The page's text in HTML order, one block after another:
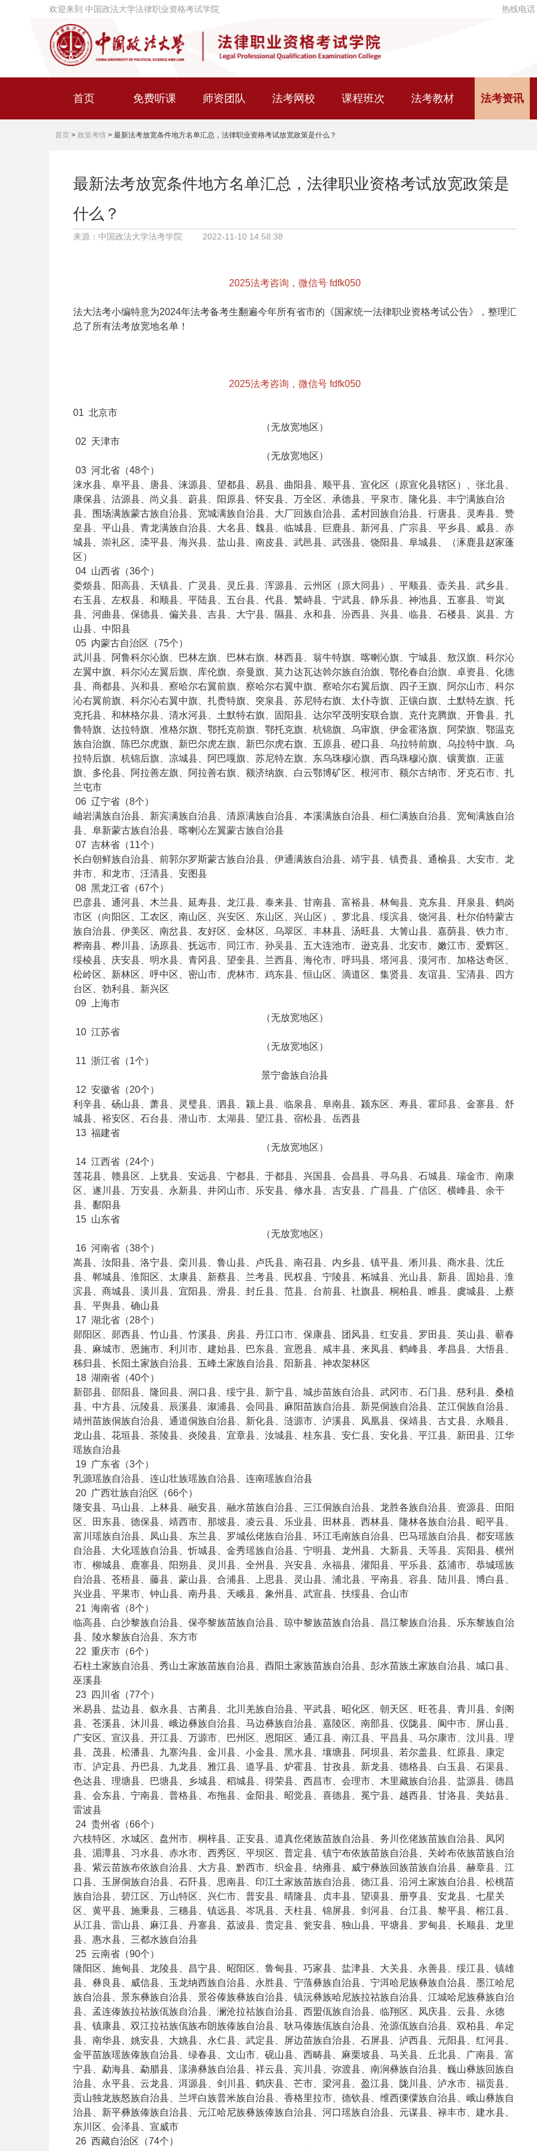
欢迎来到 中国政法大学法律职业资格考试学院 热线电话
首页 免费听课 师资团队 法考网校 课程班次 法考教材 法考资讯
首页 > 政策考情 > 最新法考放宽条件地方名单汇总，法律职业资格考试放宽政策是什么？
最新法考放宽条件地方名单汇总，法律职业资格考试放宽政策是
什么？
来源：中国政法大学法考学院 2022-11-10 14:58:38
2025法考咨询，微信号 fdfk050
法大法考小编特意为2024年法考备考生翻遍今年所有省市的《国家统一法律职业资格考试公告》，整理汇
总了所有法考放宽地名单 ！
2025法考咨询，微信号 fdfk050
01 北京市
（无放宽地区）
02 天津市
（无放宽地区）
03 河北省（48个）
涞水县、阜平县、唐县、涞源县、望都县、易县、曲阳县、顺平县、宣化区（原宣化县辖区）、张北县、
康保县、沽源县、尚义县、蔚县、阳原县、怀安县、万全区、承德县、平泉市、隆化县、丰宁满族自治
县、围场满族蒙古族自治县、宽城满族自治县、大厂回族自治县、孟村回族自治县、行唐县、灵寿县、赞
皇县、平山县、青龙满族自治县、大名县、魏县、临城县、巨鹿县、新河县、广宗县、平乡县、威县、赤
城县、崇礼区、滦平县、海兴县、盐山县、南皮县、武邑县、武强县、饶阳县、阜城县、（涿鹿县赵家蓬
区）
04 山西省（36个）
娄烦县、阳高县、天镇县、广灵县、灵丘县、浑源县、云州区（原大同县）、平顺县、壶关县、武乡县、
右玉县、左权县、和顺县、平陆县、五台县、代县、繁峙县、宁武县、静乐县、神池县、五寨县、岢岚
县、河曲县、保德县、偏关县、吉县、大宁县、隰县、永和县、汾西县、兴县、临县、石楼县、岚县、方
山县、中阳县
05 内蒙古自治区（75个）
武川县、阿鲁科尔沁旗、巴林左旗、巴林右旗、林西县、翁牛特旗、喀喇沁旗、宁城县、敖汉旗、科尔沁
左翼中旗、科尔沁左翼后旗、库伦旗、奈曼旗、莫力达瓦达斡尔族自治旗、鄂伦春自治旗、卓资县、化德
县、商都县、兴和县、察哈尔右翼前旗、察哈尔右翼中旗、察哈尔右翼后旗、四子王旗、阿尔山市、科尔
沁右翼前旗、科尔沁右翼中旗、扎赉特旗、突泉县、苏尼特右旗、太仆寺旗、正镶白旗、土默特左旗、托
克托县、和林格尔县、清水河县、土默特右旗、固阳县、达尔罕茂明安联合旗、克什克腾旗、开鲁县、扎
鲁特旗、达拉特旗、准格尔旗、鄂托克前旗、鄂托克旗、杭锦旗、乌审旗、伊金霍洛旗、阿荣旗、鄂温克
族自治旗、陈巴尔虎旗、新巴尔虎左旗、新巴尔虎右旗、五原县、磴口县、乌拉特前旗、乌拉特中旗、乌
拉特后旗、杭锦后旗、凉城县、阿巴嘎旗、苏尼特左旗、东乌珠穆沁旗、西乌珠穆沁旗、镶黄旗、正蓝
旗、多伦县、阿拉善左旗、阿拉善右旗、额济纳旗、白云鄂博矿区、根河市、额尔古纳市、牙克石市、扎
兰屯市
06 辽宁省（8个）
岫岩满族自治县、新宾满族自治县、清原满族自治县、本溪满族自治县、桓仁满族自治县、宽甸满族自治
县、阜新蒙古族自治县、喀喇沁左翼蒙古族自治县
07 吉林省（11个）
长白朝鲜族自治县、前郭尔罗斯蒙古族自治县、伊通满族自治县、靖宇县、镇赉县、通榆县、大安市、龙
井市、和龙市、汪清县、安图县
08 黑龙江省（67个）
巴彦县、通河县、木兰县、延寿县、龙江县、泰来县、甘南县、富裕县、林甸县、克东县、拜泉县、鹤岗
市区（向阳区、工农区、南山区、兴安区、东山区、兴山区）、萝北县、绥滨县、饶河县、杜尔伯特蒙古
族自治县、伊美区、南岔县、友好区、金林区、乌翠区、丰林县、汤旺县、大箐山县、嘉荫县、铁力市、
桦南县、桦川县、汤原县、抚远市、同江市、孙吴县、五大连池市、逊克县、北安市、嫩江市、爱辉区、
绥棱县、庆安县、明水县、青冈县、望奎县、兰西县、海伦市、呼玛县、塔河县、漠河市、加格达奇区、
松岭区、新林区、呼中区、密山市、虎林市、鸡东县、恒山区、滴道区、集贤县、友谊县、宝清县、四方
台区、勃利县、新兴区
09
上海市
（无放宽地区）
10 江苏省
（无放宽地区）
11 浙江省（1个）
景宁畲族自治县
12 安徽省（20个）
利辛县、砀山县、萧县、灵璧县、泗县、颍上县、临泉县、阜南县、颍东区、寿县、霍邱县、金寨县、舒
城县、裕安区、石台县、潜山市、太湖县、望江县、宿松县、岳西县
13 福建省
（无放宽地区）
14 江西省（24个）
莲花县、赣县区、上犹县、安远县、宁都县、于都县、兴国县、会昌县、寻乌县、石城县、瑞金市、南康
区、遂川县、万安县、永新县、井冈山市、乐安县、修水县、吉安县、广昌县、广信区、横峰县、余干
县、鄱阳县
15 山东省
（无放宽地区）
16 河南省（38个）
嵩县、汝阳县、洛宁县、栾川县、鲁山县、卢氏县、南召县、内乡县、镇平县、淅川县、商水县、沈丘
县、郸城县、淮阳区、太康县、新蔡县、兰考县、民权县、宁陵县、柘城县、光山县、新县、固始县、淮
滨县、商城县、潢川县、宜阳县、滑县、封丘县、范县、台前县、社旗县、桐柏县、睢县、虞城县、上蔡
县、平舆县、确山县
17 湖北省（28个）
郧阳区、郧西县、竹山县、竹溪县、房县、丹江口市、保康县、团风县、红安县、罗田县、英山县、蕲春
县、麻城市、恩施市、利川市、建始县、巴东县、宣恩县、咸丰县、来凤县、鹤峰县、孝昌县、大悟县、
秭归县、长阳土家族自治县、五峰土家族自治县、阳新县、神农架林区
18 湖南省（40个）
新邵县、邵阳县、隆回县、洞口县、绥宁县、新宁县、城步苗族自治县、武冈市、石门县、慈利县、桑植
县、中方县、沅陵县、辰溪县、溆浦县、会同县、麻阳苗族自治县、新晃侗族自治县、芷江侗族自治县、
靖州苗族侗族自治县、通道侗族自治县、新化县、涟源市、泸溪县、凤凰县、保靖县、古丈县、永顺县、
龙山县、花垣县、茶陵县、炎陵县、宜章县、汝城县、桂东县、安仁县、安化县、平江县、新田县、江华
瑶族自治县
19 广东省（3个）
乳源瑶族自治县、连山壮族瑶族自治县、连南瑶族自治县
20 广西壮族自治区（66个）
隆安县、马山县、上林县、融安县、融水苗族自治县、三江侗族自治县、龙胜各族自治县、资源县、田阳
区、田东县、德保县、靖西市、那坡县、凌云县、乐业县、田林县、西林县、隆林各族自治县、昭平县、
富川瑶族自治县、凤山县、东兰县、罗城仫佬族自治县、环江毛南族自治县、巴马瑶族自治县、都安瑶族
自治县、大化瑶族自治县、忻城县、金秀瑶族自治县、宁明县、龙州县、大新县、天等县、宾阳县、横州
市、柳城县、鹿寨县、阳朔县、灵川县、全州县、兴安县、永福县、灌阳县、平乐县、荔浦市、恭城瑶族
自治县、苍梧县、藤县、蒙山县、合浦县、上思县、灵山县、浦北县、平南县、容县、陆川县、博白县、
兴业县、平果市、钟山县、南丹县、天峨县、象州县、武宣县、扶绥县、合山市
21 海南省（8个）
临高县、白沙黎族自治县、保亭黎族苗族自治县、琼中黎族苗族自治县、昌江黎族自治县、乐东黎族自治
县、陵水黎族自治县、东方市
22 重庆市（6个）
石柱土家族自治县、秀山土家族苗族自治县、酉阳土家族苗族自治县、彭水苗族土家族自治县、城口县、
巫溪县
23
四川省（77个）
米易县、盐边县、叙永县、古蔺县、北川羌族自治县、平武县、昭化区、朝天区、旺苍县、青川县、剑阁
县、苍溪县、沐川县、峨边彝族自治县、马边彝族自治县、嘉陵区、南部县、仪陇县、阆中市、屏山县、
广安区、宣汉县、开江县、万源市、巴州区、恩阳区、通江县、南江县、平昌县、马尔康市、汶川县、理
县、茂县、松潘县、九寨沟县、金川县、小金县、黑水县、壤塘县、阿坝县、若尔盖县、红原县、康定
市、泸定县、丹巴县、九龙县、雅江县、道孚县、炉霍县、甘孜县、新龙县、德格县、白玉县、石渠县、
色达县、理塘县、巴塘县、乡城县、稻城县、得荣县、西昌市、会理市、木里藏族自治县、盐源县、德昌
县、会东县、宁南县、普格县、布拖县、金阳县、昭觉县、喜德县、冕宁县、越西县、甘洛县、美姑县、
雷波县
24 贵州省（66个）
六枝特区、水城区、盘州市、桐梓县、正安县、道真仡佬族苗族自治县、务川仡佬族苗族自治县、凤冈
县、湄潭县、习水县、赤水市、西秀区、平坝区、普定县、镇宁布依族苗族自治县、关岭布依族苗族自治
县、紫云苗族布依族自治县、大方县、黔西市、织金县、纳雍县、威宁彝族回族苗族自治县、赫章县、江
口县、玉屏侗族自治县、石阡县、思南县、印江土家族苗族自治县、德江县、沿河土家族自治县、松桃苗
族自治县、碧江区、万山特区、兴仁市、普安县、晴隆县、贞丰县、望谟县、册亨县、安龙县、七星关
区、黄平县、施秉县、三穗县、镇远县、岑巩县、天柱县、锦屏县、剑河县、台江县、黎平县、榕江县、
从江县、雷山县、麻江县、丹寨县、荔波县、贵定县、瓮安县、独山县、平塘县、罗甸县、长顺县、龙里
县、惠水县、三都水族自治县
25 云南省（90个）
隆阳区、施甸县、龙陵县、昌宁县、昭阳区、鲁甸县、巧家县、盐津县、大关县、永善县、绥江县、镇雄
县、彝良县、威信县、玉龙纳西族自治县、永胜县、宁蒗彝族自治县、宁洱哈尼族彝族自治县、墨江哈尼
族自治县、景东彝族自治县、景谷傣族彝族自治县、镇沅彝族哈尼族拉祜族自治县、江城哈尼族彝族自治
县、孟连傣族拉祜族佤族自治县、澜沧拉祜族自治县、西盟佤族自治县、临翔区、凤庆县、云县、永德
县、镇康县、双江拉祜族佤族布朗族傣族自治县、耿马傣族佤族自治县、沧源佤族自治县、双柏县、牟定
县、南华县、姚安县、大姚县、永仁县、武定县、屏边苗族自治县、石屏县、泸西县、元阳县、红河县、
金平苗族瑶族傣族自治县、绿春县、文山市、砚山县、西畴县、麻栗坡县、马关县、丘北县、广南县、富
宁县、勐海县、勐腊县、漾濞彝族自治县、祥云县、宾川县、弥渡县、南涧彝族自治县、巍山彝族回族自
治县、永平县、云龙县、洱源县、剑川县、鹤庆县、芒市、梁河县、盈江县、陇川县、泸水市、福贡县、
贡山独龙族怒族自治县、兰坪白族普米族自治县、香格里拉市、德钦县、维西傈僳族自治县、峨山彝族自
治县、新平彝族傣族自治县、元江哈尼族彝族傣族自治县、河口瑶族自治县、元谋县、禄丰市、建水县、
东川区、会泽县、宣威市
26 西藏自治区（74个）